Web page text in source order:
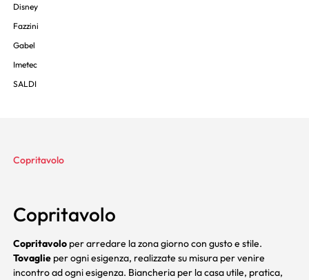
Disney
Fazzini
Gabel
Imetec
SALDI
Copritavolo
Copritavolo
Copritavolo per arredare la zona giorno con gusto e stile.
Tovaglie per ogni esigenza, realizzate su misura per venire
incontro ad ogni esigenza. Biancheria per la casa utile, pratica,